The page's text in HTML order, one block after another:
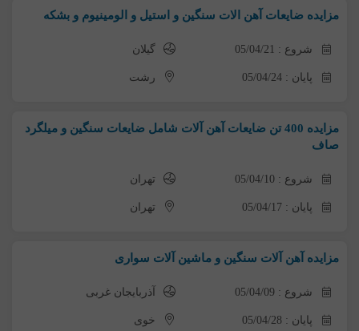
مزایده ضایعات آهن الات سنگین و استیل و الومینیوم و بشکه
شروع : 05/04/21 گیلان
پایان : 05/04/24 رشت
مزایده 400 تن ضایعات آهن آلات شامل ضایعات سنگین و میلگرد
صاف
شروع : 05/04/10 تهران
پایان : 05/04/17 تهران
مزایده آهن آلات سنگین و ماشین آلات سواری
شروع : 05/04/09 آذربایجان غربی
پایان : 05/04/28 خوی